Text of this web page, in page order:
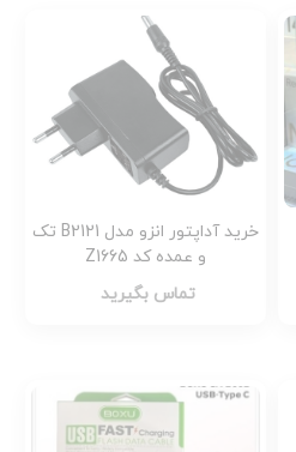
خرید آداپتور انزو مدل B2121 تک
و عمده کد Z1665
تماس بگیرید